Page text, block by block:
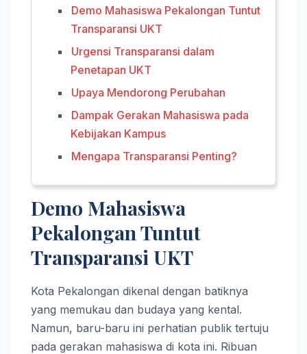
Demo Mahasiswa Pekalongan Tuntut
Transparansi UKT
Urgensi Transparansi dalam
Penetapan UKT
Upaya Mendorong Perubahan
Dampak Gerakan Mahasiswa pada
Kebijakan Kampus
Mengapa Transparansi Penting?
Demo Mahasiswa
Pekalongan Tuntut
Transparansi UKT
Kota Pekalongan dikenal dengan batiknya
yang memukau dan budaya yang kental.
Namun, baru-baru ini perhatian publik tertuju
pada gerakan mahasiswa di kota ini. Ribuan